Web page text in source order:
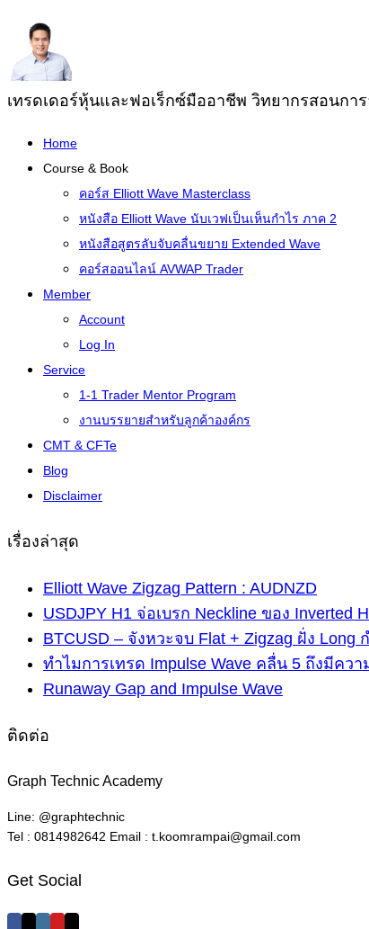
เทรดเดอร์หุ้นและฟอเร็กซ์มืออาชีพ วิทยากรสอนการ
Home
Course & Book
คอร์ส Elliott Wave Masterclass
หนังสือ Elliott Wave นับเวฟเป็นเห็นกำไร ภาค 2
หนังสือสูตรลับจับคลื่นขยาย Extended Wave
คอร์สออนไลน์ AVWAP Trader
Member
Account
Log In
Service
1-1 Trader Mentor Program
งานบรรยายสำหรับลูกค้าองค์กร
CMT & CFTe
Blog
Disclaimer
เรื่องล่าสุด
Elliott Wave Zigzag Pattern : AUDNZD
USDJPY H1 จ่อเบรก Neckline ของ Inverted
BTCUSD – จังหวะจบ Flat + Zigzag ฝั่ง Long
ทำไมการเทรด Impulse Wave คลื่น 5 ถึงมีคว
Runaway Gap and Impulse Wave
ติดต่อ
Graph Technic Academy
Line: @graphtechnic
Tel : 0814982642 Email : t.koomrampai@gmail.com
Get Social